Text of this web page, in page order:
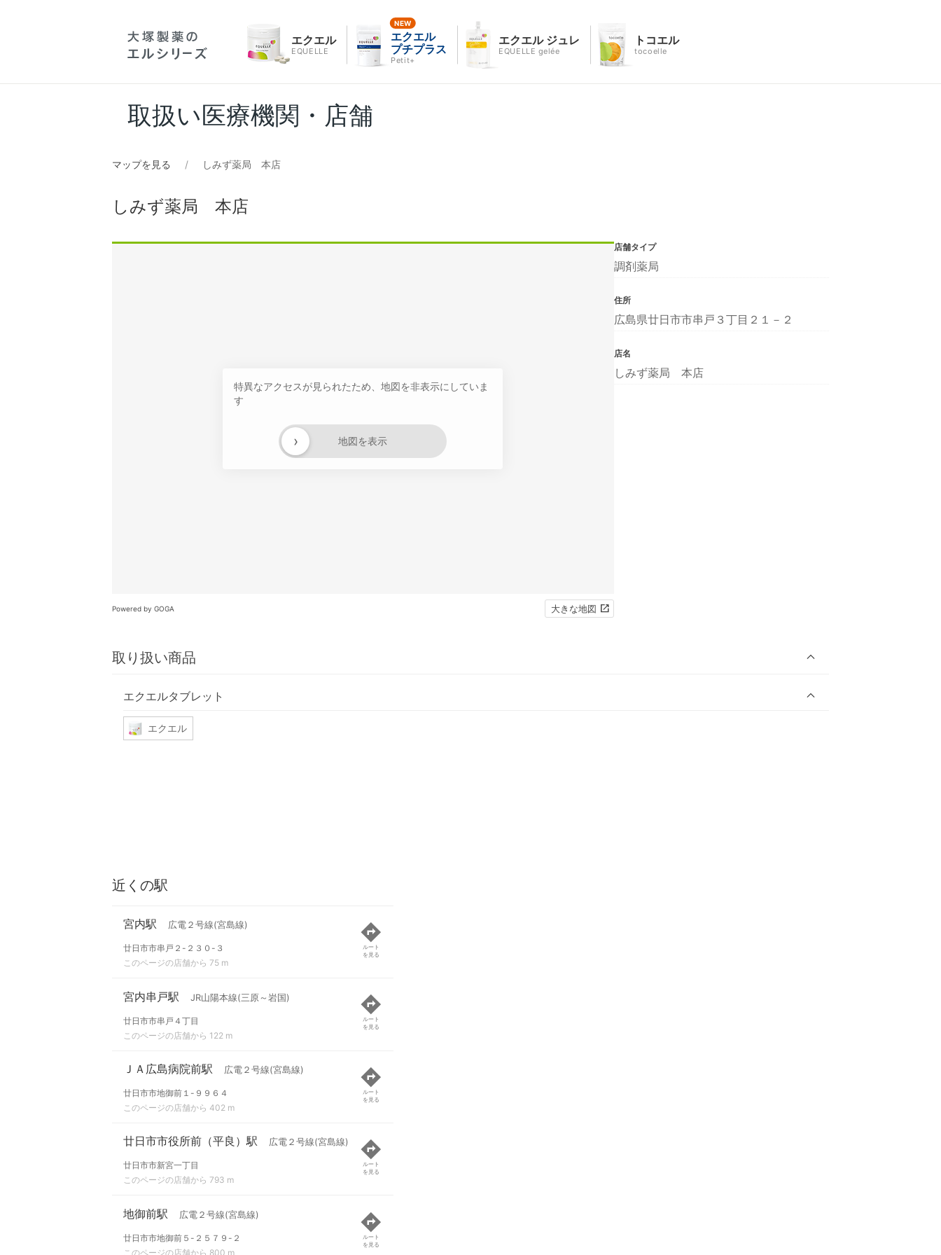
エクエル
EQUELLE
エクエル
プチプラス
Petit+
エクエル ジュレ
EQUELLE gelée
トコエル
tocoelle
取扱い医療機関・店舗
マップを見る しみず薬局 本店
しみず薬局 本店
特異なアクセスが見られたため、地図を非表示にしていま
す
地図を表示
›
Powered by GOGA 大きな地図
取り扱い商品
エクエルタブレット
エクエル
店舗タイプ
調剤薬局
住所
広島県廿日市市串戸３丁目２１－２
店名
しみず薬局 本店
近くの駅
宮内駅 広電２号線(宮島線)
廿日市市串戸２-２３０-３
このページの店舗から 75 m
ルート
を見る
宮内串戸駅 JR山陽本線(三原～岩国)
廿日市市串戸４丁目
このページの店舗から 122 m
ルート
を見る
ＪＡ広島病院前駅 広電２号線(宮島線)
廿日市市地御前１-９９６４
このページの店舗から 402 m
ルート
を見る
廿日市市役所前（平良）駅 広電２号線(宮島線)
廿日市市新宮一丁目
このページの店舗から 793 m
ルート
を見る
地御前駅 広電２号線(宮島線)
廿日市市地御前５-２５７９-２
このページの店舗から 800 m
ルート
を見る